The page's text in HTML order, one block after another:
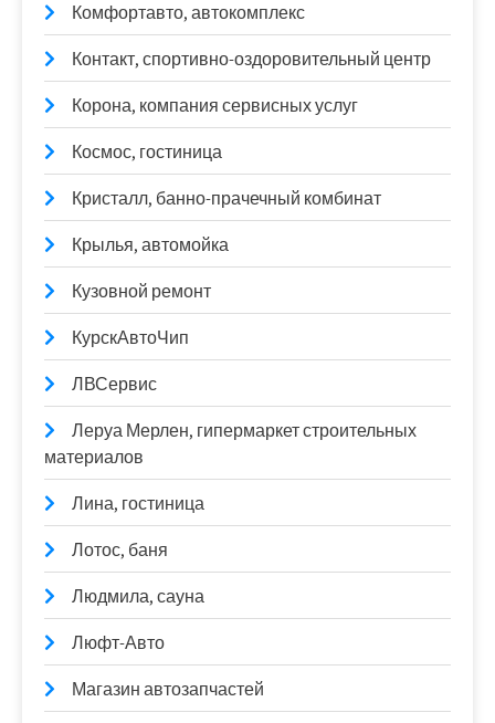
Комфортавто, автокомплекс
Контакт, спортивно-оздоровительный центр
Корона, компания сервисных услуг
Космос, гостиница
Кристалл, банно-прачечный комбинат
Крылья, автомойка
Кузовной ремонт
КурскАвтоЧип
ЛВСервис
Леруа Мерлен, гипермаркет строительных
материалов
Лина, гостиница
Лотос, баня
Людмила, сауна
Люфт-Авто
Магазин автозапчастей